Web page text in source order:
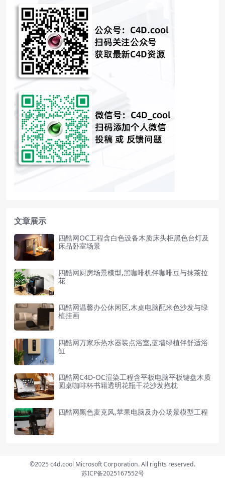
文章展示
四酷网OC工程含白色设备木质床头柜黑色台灯及
床品卧室场景
四酷网厨房场景模型,黑咖啡机伴咖啡豆与抹茶拉
花
四酷网温馨办公休闲区,木桌电脑配米色沙发与绿
植挂画
四酷网万家乐热水器装点浴室,蓝墙绿植伴舒适浴
缸
四酷网C4D-OC渲染工程含平板电脑平板键盘木质
圆桌咖啡杯书籍透明花瓶干花沙发抱枕
四酷网黑色麦克风,苹果电脑及办公场景模型工程
©2025 c4d.cool Microsoft Corporation. All rights reserved.
苏ICP备2025167552号